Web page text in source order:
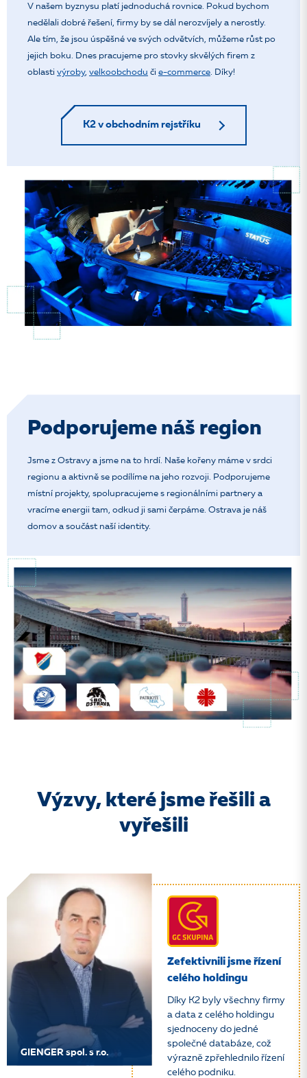
V našem byznysu platí jednoduchá rovnice. Pokud bychom
nedělali dobré řešení, firmy by se dál nerozvíjely a nerostly.
Ale tím, že jsou úspěšné ve svých odvětvích, můžeme růst po
jejich boku. Dnes pracujeme pro stovky skvělých firem z
oblasti výroby, velkoobchodu či e-commerce. Díky!
K2 v obchodním rejstříku
Podporujeme náš region
Jsme z Ostravy a jsme na to hrdí. Naše kořeny máme v srdci
regionu a aktivně se podílíme na jeho rozvoji. Podporujeme
místní projekty, spolupracujeme s regionálními partnery a
vracíme energii tam, odkud ji sami čerpáme. Ostrava je náš
domov a součást naší identity.
Výzvy, které jsme řešili a
vyřešili
GIENGER spol. s r.o.
Zefektivnili jsme řízení
celého holdingu
Díky K2 byly všechny firmy
a data z celého holdingu
sjednoceny do jedné
společné databáze, což
výrazně zpřehlednilo řízení
celého podniku.